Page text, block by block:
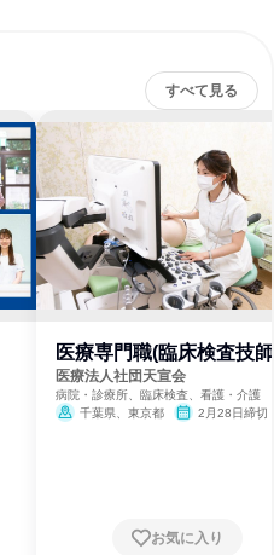
すべて見る
医療専門職(臨床検査技
医療法人社団天宣会
病院・診療所、臨床検査、看護・介護
千葉県、東京都
2月28日締切
お気に入り